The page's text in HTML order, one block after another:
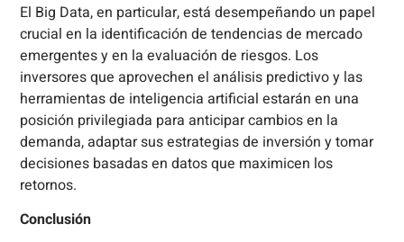
El Big Data, en particular, está desempeñando un papel
crucial en la identificación de tendencias de mercado
emergentes y en la evaluación de riesgos. Los
inversores que aprovechen el análisis predictivo y las
herramientas de inteligencia artificial estarán en una
posición privilegiada para anticipar cambios en la
demanda, adaptar sus estrategias de inversión y tomar
decisiones basadas en datos que maximicen los
retornos.
Conclusión